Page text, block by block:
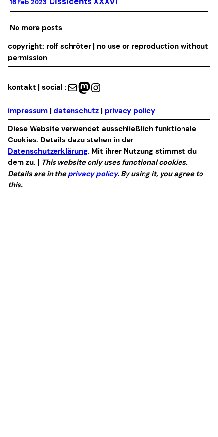
16 Feb 2023
No more posts
copyright: rolf schröter | no use or reproduction without
permission
kontakt | social : Mail Mastodon Instagram
impressum | datenschutz | privacy policy
Diese Website verwendet ausschließlich funktionale
Cookies. Details dazu stehen in der
Datenschutzerklärung. Mit ihrer Nutzung stimmst du
dem zu. | This website only uses functional cookies.
Details are in theprivacy policy. By using it, you agree to
this.